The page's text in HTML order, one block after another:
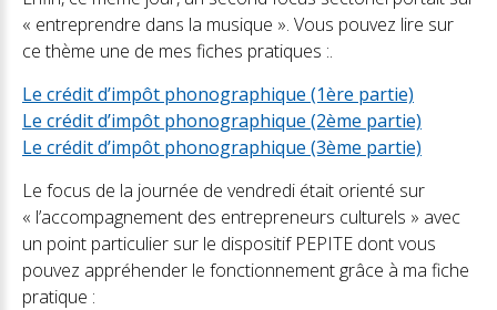
« entreprendre dans la musique ». Vous pouvez lire sur
ce thème une de mes fiches pratiques :.
Le crédit d’impôt phonographique (1ère partie)
Le crédit d’impôt phonographique (2ème partie)
Le crédit d’impôt phonographique (3ème partie)
Le focus de la journée de vendredi était orienté sur
« l’accompagnement des entrepreneurs culturels » avec
un point particulier sur le dispositif PEPITE dont vous
pouvez appréhender le fonctionnement grâce à ma fiche
pratique :